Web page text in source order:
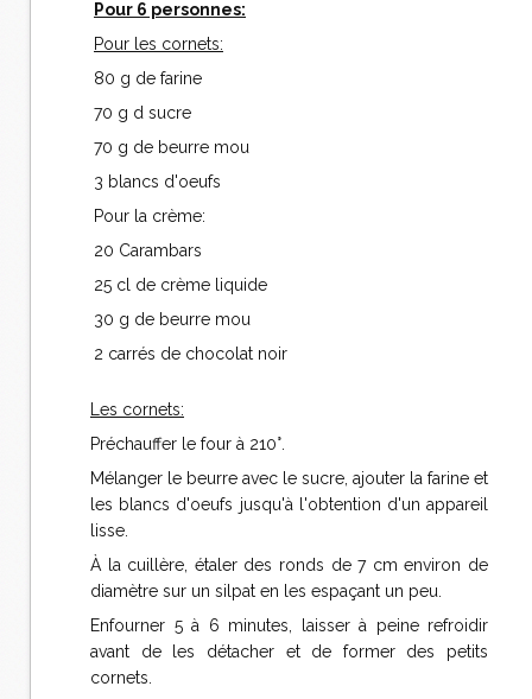
Pour 6 personnes:
Pour les cornets:
80 g de farine
70 g d sucre
70 g de beurre mou
3 blancs d'oeufs
Pour la crème:
20 Carambars
25 cl de crème liquide
30 g de beurre mou
2 carrés de chocolat noir
Les cornets:
Préchauffer le four à 210°.
Mélanger le beurre avec le sucre, ajouter la farine et
les blancs d'oeufs jusqu'à l'obtention d'un appareil
lisse.
À la cuillère, étaler des ronds de 7 cm environ de
diamètre sur un silpat en les espaçant un peu.
Enfourner 5 à 6 minutes, laisser à peine refroidir
avant de les détacher et de former des petits
cornets.